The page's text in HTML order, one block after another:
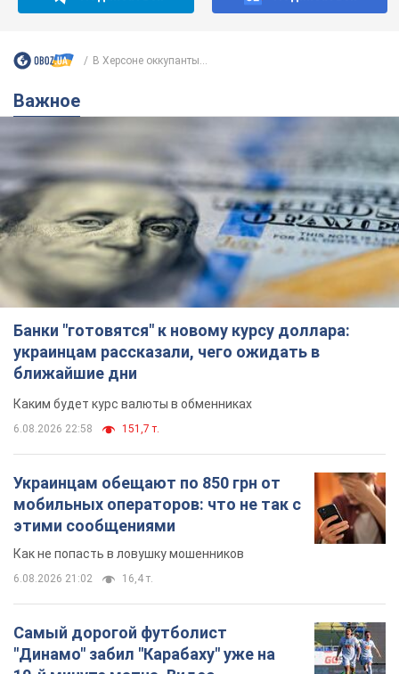
Банки "готовятся" к новому курсу доллара:
украинцам рассказали, чего ожидать в
ближайшие дни
Каким будет курс валюты в обменниках
6.08.2026 22:58 151,7 т.
Украинцам обещают по 850 грн от
мобильных операторов: что не так с
этими сообщениями
Как не попасть в ловушку мошенников
6.08.2026 21:02 16,4 т.
Самый дорогой футболист
"Динамо" забил "Карабаху" уже на
10-й минуте матча. Видео
Поединок проходит в Польше
6.08.2026 20:48 6,9 т.